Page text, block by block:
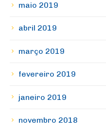
maio 2019
abril 2019
março 2019
fevereiro 2019
janeiro 2019
novembro 2018